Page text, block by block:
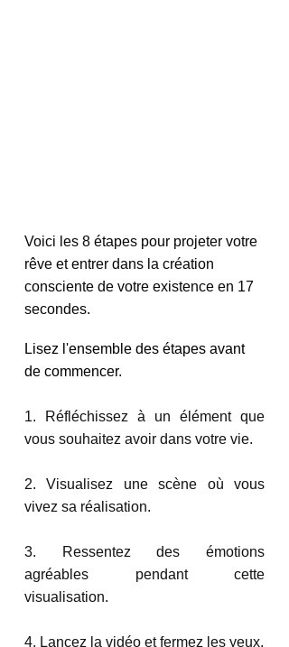
Voici les 8 étapes pour projeter votre
rêve et entrer dans la création
consciente de votre existence en 17
secondes.
Lisez l'ensemble des étapes avant
de commencer.
1. Réfléchissez à un élément que
vous souhaitez avoir dans votre vie.
2. Visualisez une scène où vous
vivez sa réalisation.
3. Ressentez des émotions
agréables pendant cette
visualisation.